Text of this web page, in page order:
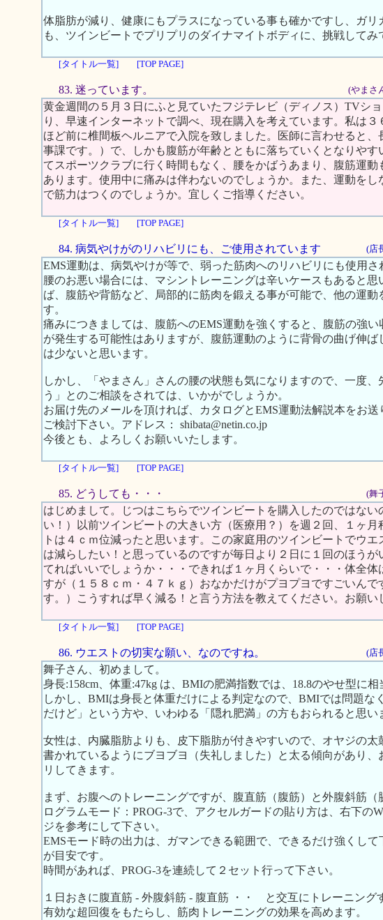
体脂肪が減り、健康にもプラスになっている事も確かですし、ガリ
も、ツインビートでプリプリのダイナマイトボディに、挑戦してみ
[タイトル一覧] [TOP PAGE]
83. 迷っています。 (やまさ
黄金週間の５月３日にふと見ていたフジテレビ（ディノス）TVシ
り、早速インターネットで調べ、現在購入を考えています。私は
ほど前に椎間板ヘルニアで入院を致しました。医師に言わせると、
事課です。）で、しかも腹筋が年齢とともに落ちていくとなりやす
てスポーツクラブに行く時間もなく、腰をかばうあまり、腹筋運
あります。使用中に痛みは伴わないのでしょうか。また、運動を
で筋力はつくのでしょうか。宜しくご指導ください。
[タイトル一覧] [TOP PAGE]
84. 病気やけがのリハビリにも、ご使用されています (店
EMS運動は、病気やけが等で、弱った筋肉へのリハビリにも使用さ
腰のお悪い場合には、マシントレーニングは辛いケースもあると思
ば、腹筋や背筋など、局部的に筋肉を鍛える事が可能で、他の運動
す。
痛みにつきましては、腹筋へのEMS運動を強くすると、腹筋の強
が発生する可能性はありますが、腹筋運動のように背骨の曲げ伸ば
は少ないと思います。
しかし、「やまさん」さんの腰の状態も気になりますので、一度
う」とのご相談をされては、いかがでしょうか。
お届け先のメールを頂ければ、カタログとEMS運動法解説本をお送
ご検討下さい。アドレス： shibata@netin.co.jp
今後とも、よろしくお願いいたします。
[タイトル一覧] [TOP PAGE]
85. どうしても・・・ (舞
はじめまして。じつはこちらでツインビートを購入したのではない
い！）以前ツインビートの大きい方（医療用？）を週２回、１ヶ月
トは４ｃｍ位減ったと思います。この家庭用のツインビートでウ
は減らしたい！と思っているのですが毎日より２日に１回のほうが
てればいいでしょうか・・・できれば１ヶ月くらいで・・・体全
すが（１５８ｃｍ・４７ｋｇ）おなかだけがプヨプヨですごいん
す。）こうすれば早く減る！と言う方法を教えてください。お願い
[タイトル一覧] [TOP PAGE]
86. ウエストの切実な願い、なのですね。 (店
舞子さん、初めまして。
身長:158cm、体重:47kg は、BMIの肥満指数では、18.8のやせ型に相
しかし、BMIは身長と体重だけによる判定なので、BMIでは問題な
だけど」という方や、いわゆる「隠れ肥満」の方もおられると思い
女性は、内臓脂肪よりも、皮下脂肪が付きやすいので、オヤジの
書かれているようにブヨブヨ（失礼しました）と太る傾向があり、
リしてきます。
まず、お腹へのトレーニングですが、腹直筋（腹筋）と外腹斜筋
ログラムモード：PROG-3で、アクセルガードの貼り方は、右下の
ジを参考にして下さい。
EMSモード時の出力は、ガマンできる範囲で、できるだけ強くして
が目安です。
時間があれば、PROG-3を連続して２セット行って下さい。
１日おきに腹直筋 - 外腹斜筋 - 腹直筋 ・・ と交互にトレーニング
有効な超回復をもたらし、筋肉トレーニングの効果を高めます。